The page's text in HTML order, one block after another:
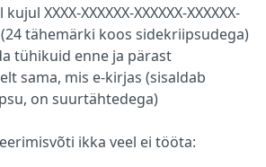
XXXX-XXXXXX-XXXXXX-XXXXXX-
(24 tähemärki koos sidekriipsudega)
tühikuid enne ja pärast
sama, mis e-kirjas (sisaldab
on suurtähtedega)
ikka veel ei tööta: